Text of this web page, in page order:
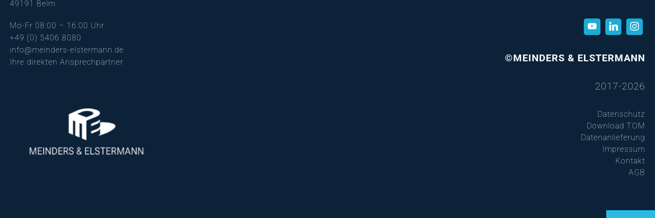
49191 Belm
Mo-Fr 08:00 – 16:00 Uhr
+49 (0) 5406 8080
info@meinders-elstermann.de
Ihre direkten Ansprechpartner
©MEINDERS & ELSTERMANN
2017-2026
Datenschutz
Download TOM
Datenanlieferung
Impressum
Kontakt
AGB